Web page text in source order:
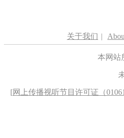
关于我们 |
本网站
[网上传播视听节目许可证（